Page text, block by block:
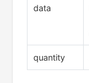
data
quantity